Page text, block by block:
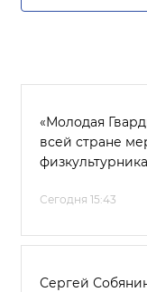
«Молодая
всей стране
физкультурника
Сегодня 15:43
Сергей